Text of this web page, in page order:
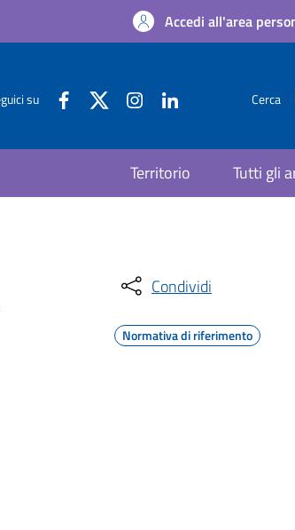
Accedi all'area
su Cerca
Territorio Tutti gli
Condividi
Normativa di riferimento